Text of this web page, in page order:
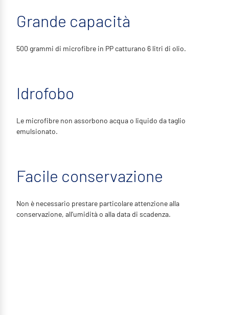
Grande capacità
500 grammi di microfibre in PP catturano 6 litri di olio.
Idrofobo
Le microfibre non assorbono acqua o liquido da taglio
emulsionato.
Facile conservazione
Non è necessario prestare particolare attenzione alla
conservazione, all’umidità o alla data di scadenza.